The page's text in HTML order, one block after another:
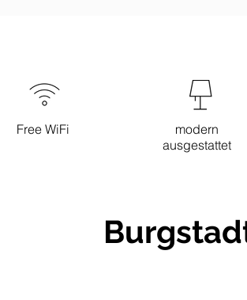
Free WiFi
modern
ausgestattet